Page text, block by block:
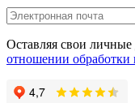
Оставляя свои
отношении